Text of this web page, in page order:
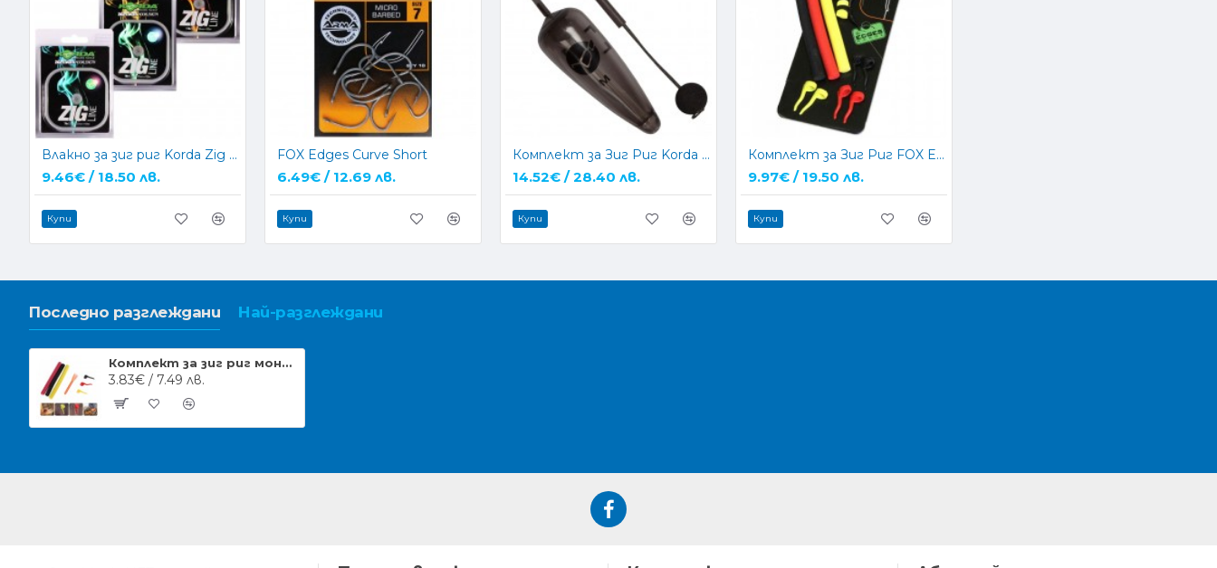
Влакно за зиг риг Korda Zig Line
9.46€ / 18.50 лв.
Купи
FOX Edges Curve Short
6.49€ / 12.69 лв.
Купи
Комплект за Зиг Риг Korda Zig Kit
14.52€ / 28.40 лв.
Купи
Комплект за Зиг Риг FOX EDGES™ Zig Aligna™ Kit
9.97€ / 19.50 лв.
Купи
Последно разглеждани Най-разглеждани
Комплект за зиг риг монтаж CarpMax Tackle Zig Aligna Kit
3.83€ / 7.49 лв.